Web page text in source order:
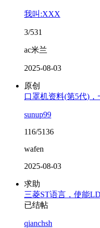
我叫:XXX
3/531
ac米兰
2025-08-03
原创
口罩机资料(第5代)
sunup99
116/5136
wafen
2025-08-03
求助
三菱ST语言，使能
已结帖
qianchsh